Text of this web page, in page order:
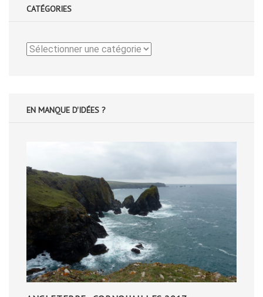
CATÉGORIES
Catégories
EN MANQUE D'IDÉES ?